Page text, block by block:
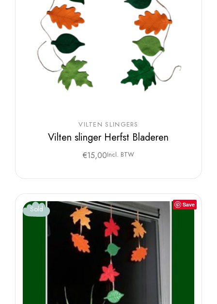
VILTEN SLINGERS
Vilten slinger Herfst Bladeren
€15,00Incl. BTW
Save
Sold